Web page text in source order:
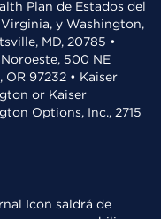
Plan de Estados del
y Washington,
MD, 20785 •
500 NE
97232 • Kaiser
or Kaiser
Options, Inc., 2715
saldrá de